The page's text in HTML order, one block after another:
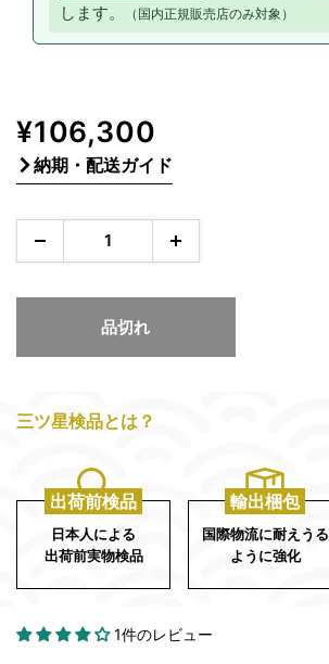
します。
（国内正規販売店のみ対象）
販
売
価
格
¥106,300
納期・配送ガイド
品切れ
三ツ星検品とは？
出荷前検品
日本人による
出荷前実物検品
輸出梱包
国際物流に耐えうる
ように強化
1件のレビュー